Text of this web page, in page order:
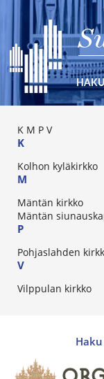
K M P V
K
Kolhon kyläkirkko
M
Mäntän kirkko
Mäntän
P
Pohjaslahden
V
Vilppulan kirkko
Haku